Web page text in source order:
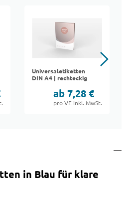
Universaletiketten
DIN A4 | rechteckig
ab 7,28 €
pro VE inkl. MwSt.
in Blau für klare